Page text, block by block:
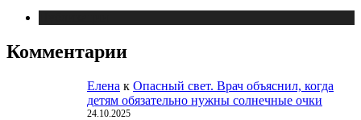
Комментарии
Елена к Опасный свет. Врач объяснил, когда
детям обязательно нужны солнечные очки
24.10.2025